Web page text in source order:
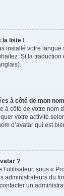
la liste !
installé votre
Si la
à côté de mon
à côté de votre nom
votre activité
d’avatar qui est
?
sous «
administrateurs du
un